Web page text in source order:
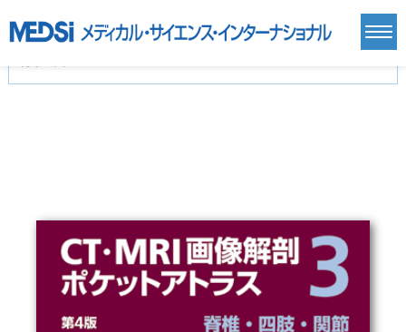
基礎医学(93)
基礎医学関連科学(80)
自然科学(25)
医療技術(16)
歯科学(3)
薬学(7)
保健・体育(1)
衛生・公衆衛生学(14)
医学一般(91) マルチメディア(0)